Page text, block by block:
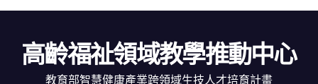
高齡福祉領域教學推動中心
教育部智慧健康產業跨領域生技人才培育計畫